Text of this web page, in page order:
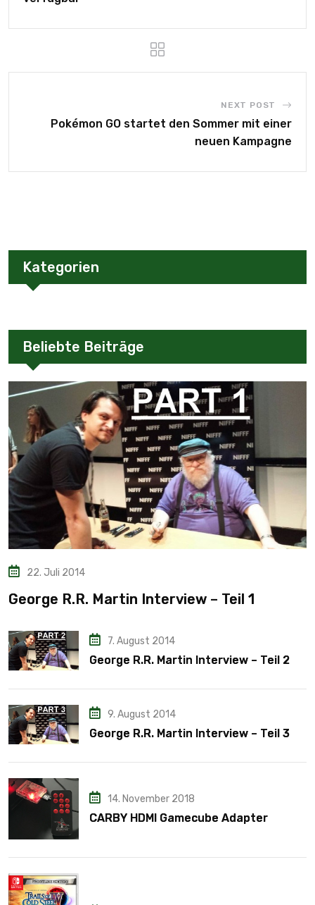
NEXT POST
Pokémon GO startet den Sommer mit einer
neuen Kampagne
Kategorien
Beliebte Beiträge
22. Juli 2014
George R.R. Martin Interview – Teil 1
7. August 2014
George R.R. Martin Interview – Teil 2
9. August 2014
George R.R. Martin Interview – Teil 3
14. November 2018
CARBY HDMI Gamecube Adapter